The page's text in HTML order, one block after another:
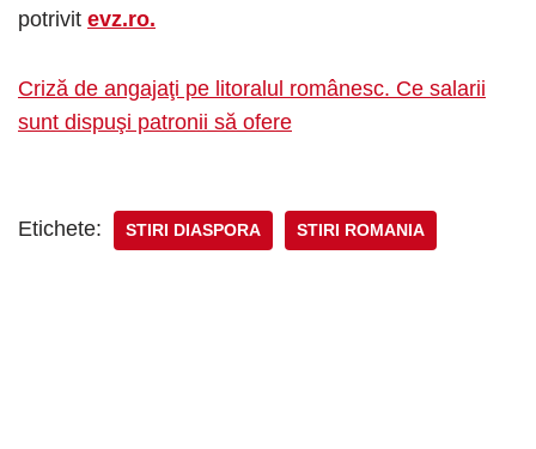
potrivit evz.ro.
Criză de angajaţi pe litoralul românesc. Ce salarii
sunt dispuşi patronii să ofere
Etichete: STIRI DIASPORA STIRI ROMANIA